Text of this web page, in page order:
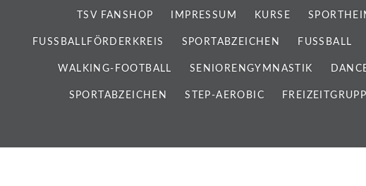
TSV FANSHOP IMPRESSUM KURSE
FUSSBALLFÖRDERKREIS SPORTABZEICHEN FUSSBALL
WALKING-FOOTBALL SENIORENGYMNASTIK
SPORTABZEICHEN STEP-AEROBIC